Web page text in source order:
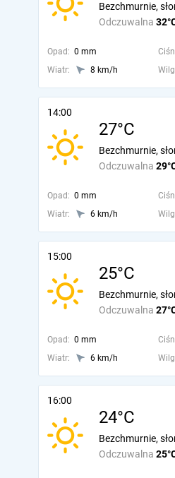
Odczuwalna
Bezchmurnie,
Opad: 0 mm
Wiatr:
8 km/h
14:00
27°C
Odczuwalna
Bezchmurnie,
Opad: 0 mm
Wiatr:
6 km/h
15:00
25°C
Odczuwalna
Bezchmurnie,
Opad: 0 mm
Wiatr:
6 km/h
16:00
24°C
Odczuwalna
Bezchmurnie,